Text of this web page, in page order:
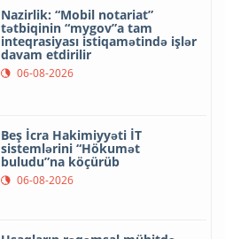
Nazirlik: “Mobil notariat”
tətbiqinin “mygov”a tam
inteqrasiyası istiqamətində işlər
davam etdirilir
06-08-2026
Beş İcra Hakimiyyəti İT
sistemlərini “Hökumət
buludu”na köçürüb
06-08-2026